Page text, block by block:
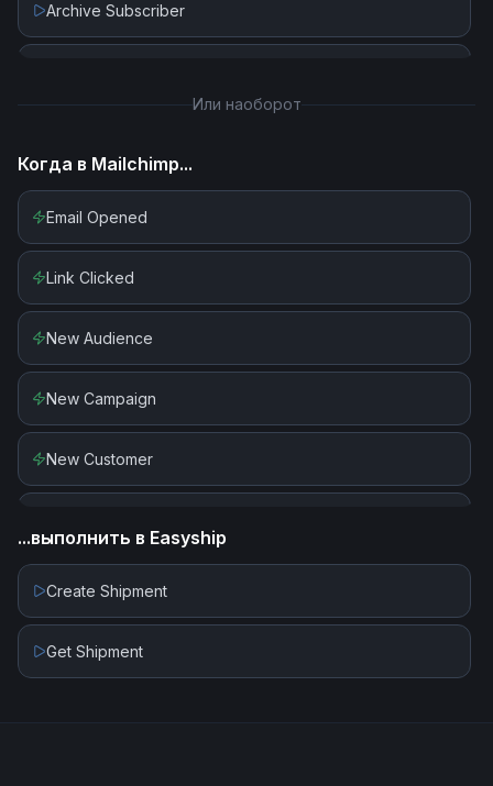
Archive Subscriber
Create Tag
Delete Campaign
Delete List
Delete Subscriber
Edit Campaign Template
Find Campaign
Find Tag
Find or Create Subscriber
Или наоборот
Когда в Mailchimp...
Email Opened
Link Clicked
New Audience
New Campaign
New Customer
...выполнить в Easyship
Create Shipment
Get Shipment